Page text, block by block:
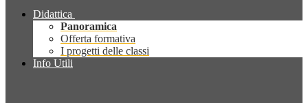
Didattica
Panoramica
Offerta formativa
I progetti delle classi
Info Utili